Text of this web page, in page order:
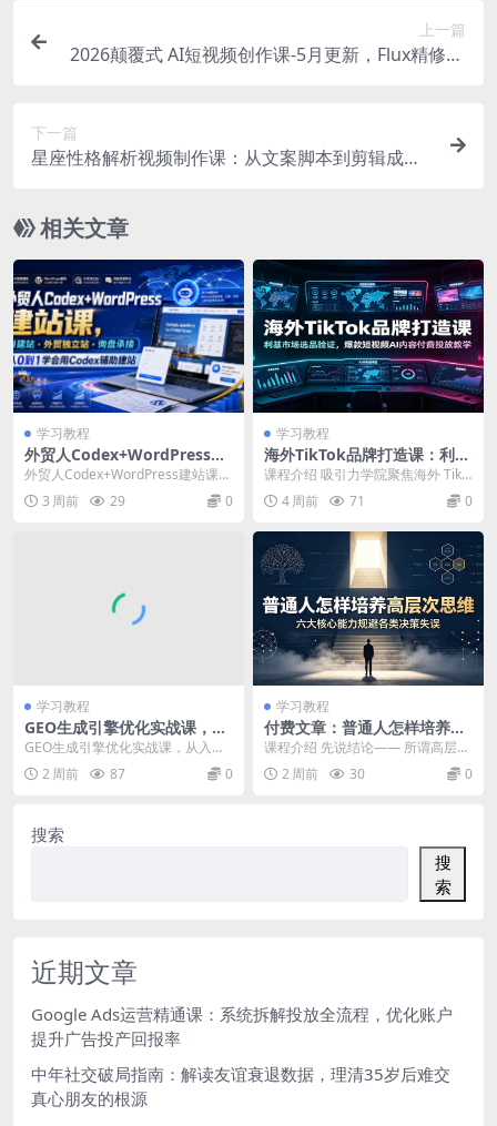
上一篇
2026颠覆式 AI短视频创作课-5月更新，Flux精修+S
下一篇
星座性格解析视频制作课：从文案脚本到剪辑成
相关文章
学习教程
外贸人Codex+WordPress建
站课，AI建站·外贸独立站·询
盘承接，从0到1学会用Codex
辅助建站
外贸人Codex+WordPress建站课，
AI建站·外贸独立站·询盘承接，从
0... 3 周前 29 0
学习教程
海外TikTok品牌打造课：利基
市场选品验证，爆款短视频AI
内容付费投放教学
课程介绍 吸引力学院聚焦海外 TikT
ok 利基小众品牌打造，完整搭建从
市场研判...
4 周前 71 0
学习教程
GEO生成引擎优化实战课，从
入门到精通，破解AI时代的流
量与品牌密码
GEO生成引擎优化实战课，从入门
到精通，破解AI时代的流量与品牌
密码 课程介绍：...
2 周前 87 0
学习教程
付费文章：普通人怎样培养高
层次思维，六大核心能力规避
各类决策失误
课程介绍 先说结论—— 所谓高层次
思维，不是说话高深，也不是背一
堆“第一性原理、...
2 周前 30 0
搜索
搜
索
近期文章
Google Ads运营精通课：系统拆解投放全流程，优化账户
提升广告投产回报率
中年社交破局指南：解读友谊衰退数据，理清35岁后难交
真心朋友的根源